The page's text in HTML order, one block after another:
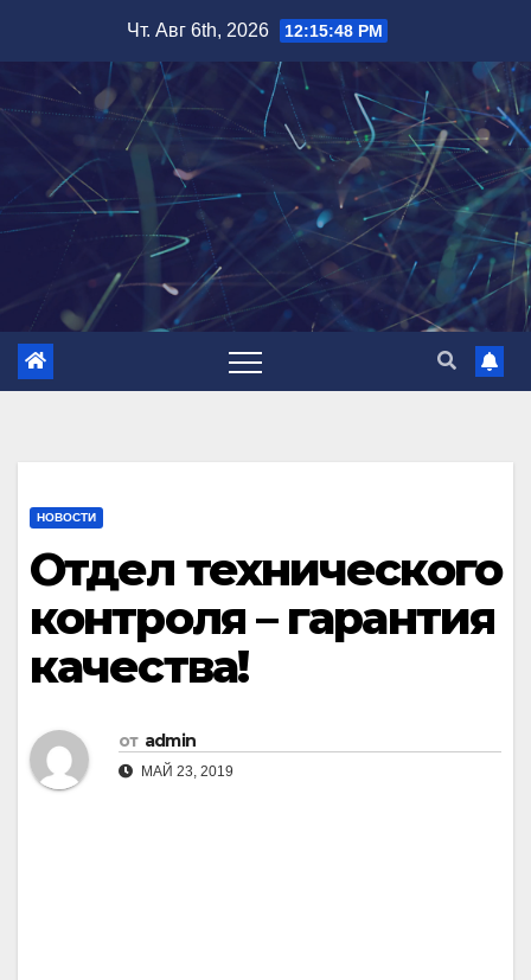
содержимому
Чт. Авг 6th, 2026 12:15:49 PM
НОВОСТИ
Отдел технического
контроля – гарантия
качества!
от admin
МАЙ 23, 2019